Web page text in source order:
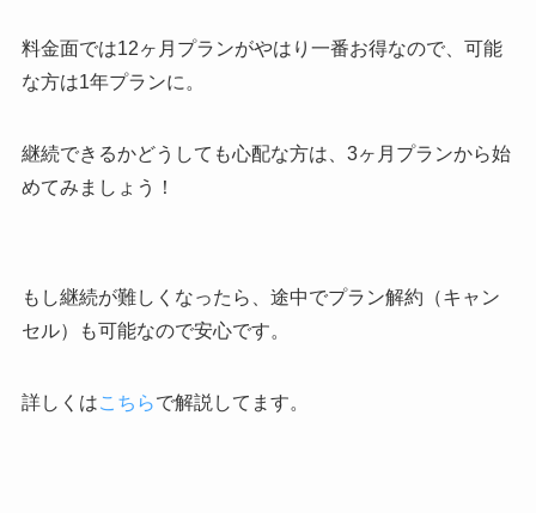
料金面では12ヶ月プランがやはり一番お得なので、可能
な方は1年プランに。
継続できるかどうしても心配な方は、3ヶ月プランから始
めてみましょう！
もし継続が難しくなったら、途中でプラン解約（キャン
セル）も可能なので安心です。
詳しくはこちらで解説してます。